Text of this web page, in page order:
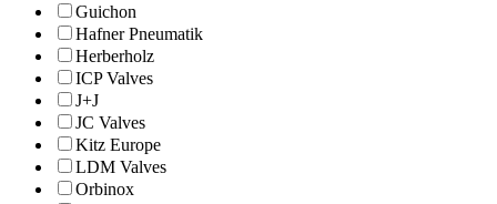
Guichon
Hafner Pneumatik
Herberholz
ICP Valves
J+J
JC Valves
Kitz Europe
LDM Valves
Orbinox